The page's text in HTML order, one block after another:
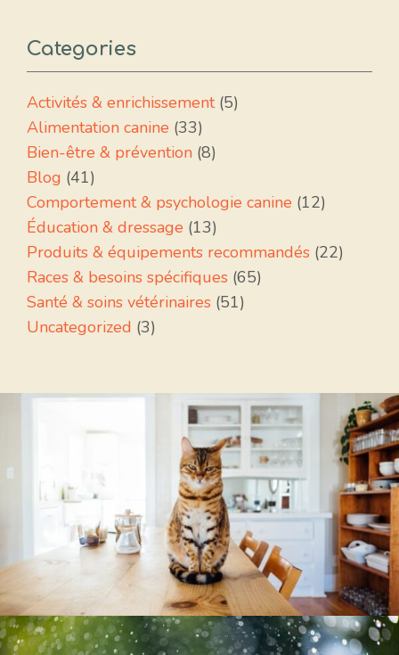
Categories
Activités & enrichissement(5)
Alimentation canine (33)
Bien-être & prévention (8)
Blog (41)
Comportement & psychologie canine (12)
Éducation & dressage (13)
Produits & équipements recommandés (22)
Races & besoins spécifiques (65)
Santé & soins vétérinaires (51)
Uncategorized (3)